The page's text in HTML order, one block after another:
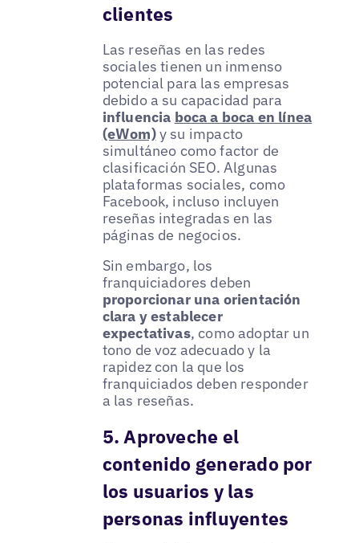
clientes
Las reseñas en las redes
sociales tienen un inmenso
potencial para las empresas
debido a su capacidad para
influencia boca a boca en línea
(eWom)y su impacto
simultáneo como factor de
clasificación SEO. Algunas
plataformas sociales, como
Facebook, incluso incluyen
reseñas integradas en las
páginas de negocios.
Sin embargo, los
franquiciadores deben
proporcionar una orientación
clara y establecer
expectativas, como adoptar un
tono de voz adecuado y la
rapidez con la que los
franquiciados deben responder
a las reseñas.
5. Aproveche el
contenido generado por
los usuarios y las
personas influyentes